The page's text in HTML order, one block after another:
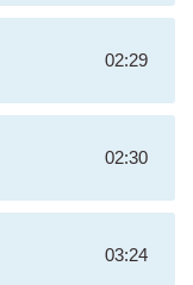
02:29
02:30
03:24